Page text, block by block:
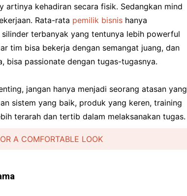
artinya kehadiran secara fisik. Sedangkan mind
Rata-rata pemilik bisnis hanya
terbanyak yang tentunya lebih powerful
tim bisa bekerja dengan semangat juang, dan
bisa passionate dengan tugas-tugasnya.
jangan hanya menjadi seorang atasan yang
sistem yang baik, produk yang keren, training
terarah dan tertib dalam melaksanakan tugas.
A COMFORTABLE LOOK